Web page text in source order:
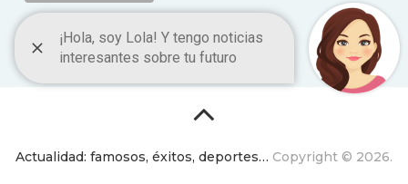
Actualidad: famosos, éxitos, deportes… Copyright © 2026.